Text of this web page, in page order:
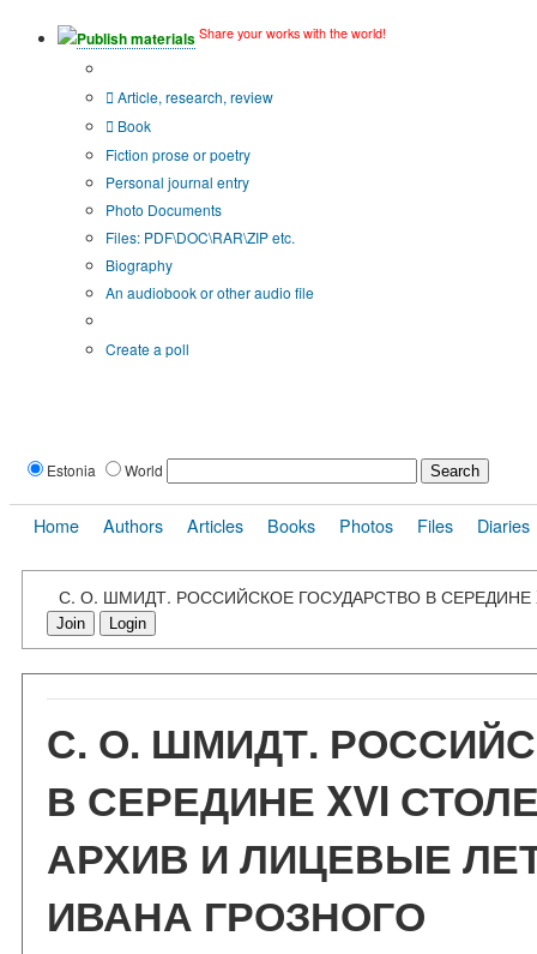
Publish materials Share your works with the world!
Article, research, review
Book
Fiction prose or poetry
Personal journal entry
Photo Documents
Files: PDF\DOC\RAR\ZIP etc.
Biography
An audiobook or other audio file
Create a poll
Estonia World
Home Authors Articles Books Photos Files Diaries
С. О. ШМИДТ. РОССИЙСКОЕ ГОСУДАРСТВО В
Join Login
С. О. ШМИДТ.
В СЕРЕДИНЕ XVI
АРХИВ И ЛИЦЕВЫЕ
ИВАНА ГРОЗНОГО